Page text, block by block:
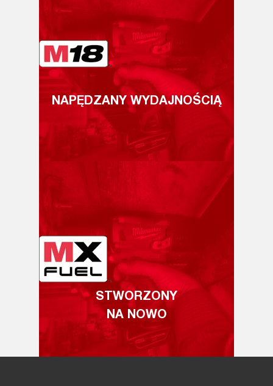
NAPĘDZANY WYDAJNOŚCIĄ
STWORZONY
NA NOWO